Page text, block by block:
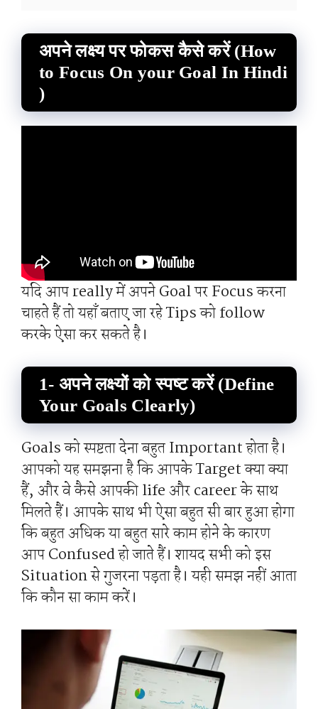
अपने लक्ष्य पर फोकस कैसे करें (How
to Focus On your Goal In Hindi
)
यदि आप really में अपने Goal पर Focus करना
चाहते हैं तो यहाँ बताए जा रहे Tips को follow
करके ऐसा कर सकते है।
1- अपने लक्ष्यों को स्पष्ट करें (Define
Your Goals Clearly)
Goals को स्पष्टता देना बहुत Important होता है।
आपको यह समझना है कि आपके Target क्या क्या
हैं, और वे कैसे आपकी life और career के साथ
मिलते हैं। आपके साथ भी ऐसा बहुत सी बार हुआ होगा
कि बहुत अधिक या बहुत सारे काम होने के कारण
आप Confused हो जाते हैं। शायद सभी को इस
Situation से गुजरना पड़ता है। यही समझ नहीं आता
कि कौन सा काम करें।